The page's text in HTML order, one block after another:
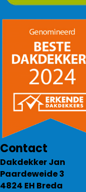
Contact
Dakdekker Jan
Paardeweide 3
4824 EH Breda